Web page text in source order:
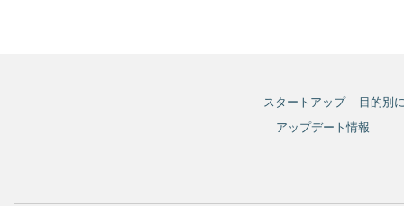
スタートアップ
目的別
アップデート情報